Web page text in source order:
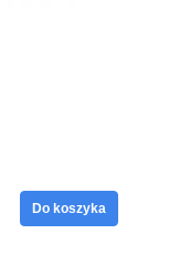
Do koszyka